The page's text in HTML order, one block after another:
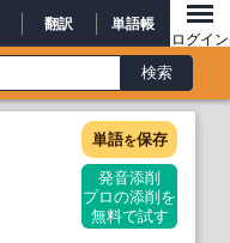
翻訳 単語帳
ログイン
単語を保存
発音添削
プロの添削を
無料で試す